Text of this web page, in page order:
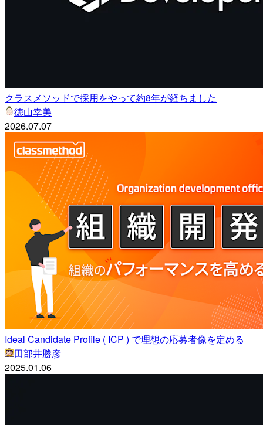
クラスメソッドで採用をやって約8年が経ちました
徳山幸美
2026.07.07
Ideal Candidate Profile ( ICP ) で理想の応募者像を定める
田部井勝彦
2025.01.06